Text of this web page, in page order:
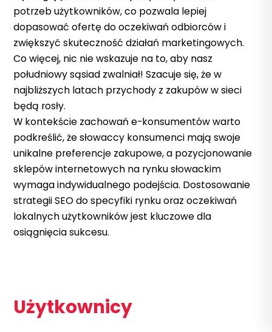
potrzeb użytkowników, co pozwala lepiej
dopasować ofertę do oczekiwań odbiorców i
zwiększyć skuteczność działań marketingowych.
Co więcej, nic nie wskazuje na to, aby nasz
południowy sąsiad zwalniał! Szacuje się, że w
najbliższych latach przychody z zakupów w sieci
będą rosły.
W kontekście zachowań e-konsumentów warto
podkreślić, że słowaccy konsumenci mają swoje
unikalne preferencje zakupowe, a pozycjonowanie
sklepów internetowych na rynku słowackim
wymaga indywidualnego podejścia. Dostosowanie
strategii SEO do specyfiki rynku oraz oczekiwań
lokalnych użytkowników jest kluczowe dla
osiągnięcia sukcesu.
Użytkownicy